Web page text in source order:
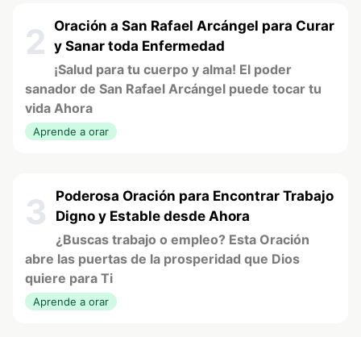
2 Oración a San Rafael Arcángel para Curar
y Sanar toda Enfermedad
¡Salud para tu cuerpo y alma! El poder
sanador de San Rafael Arcángel puede tocar tu
vida Ahora
Aprende a orar
3
Poderosa Oración para Encontrar Trabajo
Digno y Estable desde Ahora
¿Buscas trabajo o empleo? Esta Oración
abre las puertas de la prosperidad que Dios
quiere para Ti
Aprende a orar